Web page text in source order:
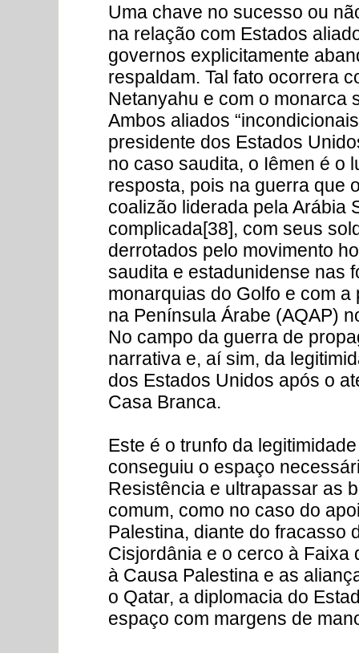
Uma chave no sucesso ou
na relação com Estados
governos explicitamente
respaldam. Tal fato ocorrera
Netanyahu e com o monarca
Ambos aliados
presidente dos Estados
no caso saudita, o Iêmen é o
resposta, pois na guerra que
coalizão liderada pela Arábia
complicada[38], com seus
derrotados pelo movimento
saudita e estadunidense nas
monarquias do Golfo e com
na Península Árabe (AQAP)
No campo da guerra de
narrativa e, aí sim, da
dos Estados Unidos após o
Casa Branca.
Este é o trunfo da
conseguiu o espaço
Resistência e ultrapassar as
comum, como no caso do
Palestina, diante do fracasso
Cisjordânia e o cerco à Faixa
à Causa Palestina e as
o Qatar, a diplomacia do
espaço com margens de